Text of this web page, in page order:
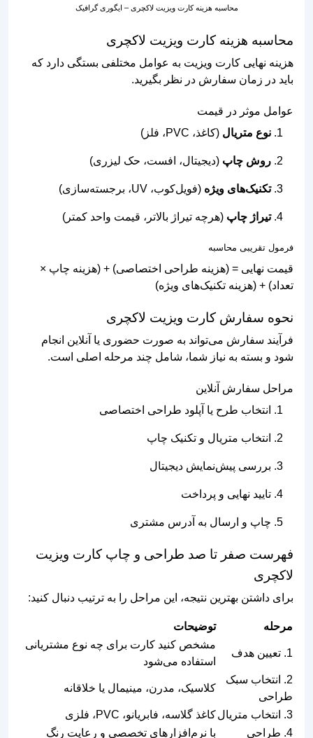
محاسبه هزینه کارت ویزیت لاکچری – ایگوری گرافیک
محاسبه هزینه کارت ویزیت لاکچری
هزینه نهایی کارت ویزیت به عوامل مختلفی بستگی دارد که
باید در زمان سفارش در نظر بگیرید.
عوامل موثر در قیمت
نوع متریال (کاغذ، PVC، فلز)
روش چاپ (دیجیتال، افست، حک لیزری)
تکنیک‌های ویژه (فویل‌کوب، UV، برجسته‌سازی)
تیراژ چاپ (هرچه تیراژ بالاتر، قیمت واحد کمتر)
فرمول تقریبی محاسبه
قیمت نهایی = (هزینه طراحی اختصاصی) + (هزینه چاپ ×
تعداد) + (هزینه تکنیک‌های ویژه)
نحوه سفارش کارت ویزیت لاکچری
فرآیند سفارش می‌تواند به صورت حضوری یا آنلاین انجام
شود و بسته به نیاز شما، شامل چند مرحله اصلی است.
مراحل سفارش آنلاین
انتخاب طرح یا آپلود طراحی اختصاصی
انتخاب متریال و تکنیک چاپ
بررسی پیش‌نمایش دیجیتال
تایید نهایی و پرداخت
چاپ و ارسال به آدرس مشتری
فهرست صفر تا صد طراحی و چاپ کارت ویزیت
لاکچری
برای داشتن بهترین نتیجه، این مراحل را به ترتیب دنبال کنید:
مرحله توضیحات
1. تعیین هدف
مشخص کنید کارت برای چه نوع مشتریانی
استفاده می‌شود
2. انتخاب سبک
طراحی
کلاسیک، مدرن، مینیمال یا خلاقانه
3. انتخاب متریال
کاغذ گلاسه، فابریانو، PVC، فلزی
4. طراحی
با نرم‌افزارهای تخصصی و رعایت رنگ